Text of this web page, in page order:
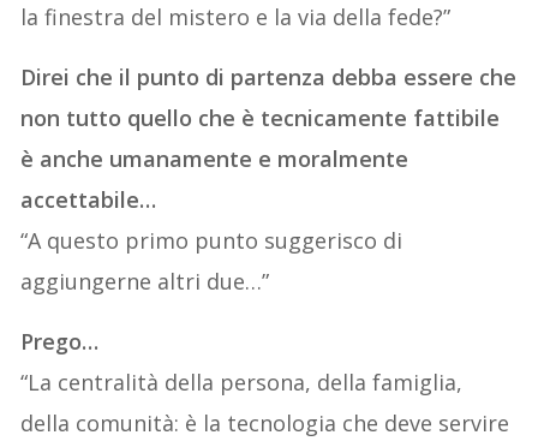
la finestra del mistero e la via della fede?”
Direi che il punto di partenza debba essere che
non tutto quello che è tecnicamente fattibile
è anche umanamente e moralmente
accettabile…
“A questo primo punto suggerisco di
aggiungerne altri due…”
Prego…
“La centralità della persona, della famiglia,
della comunità: è la tecnologia che deve servire